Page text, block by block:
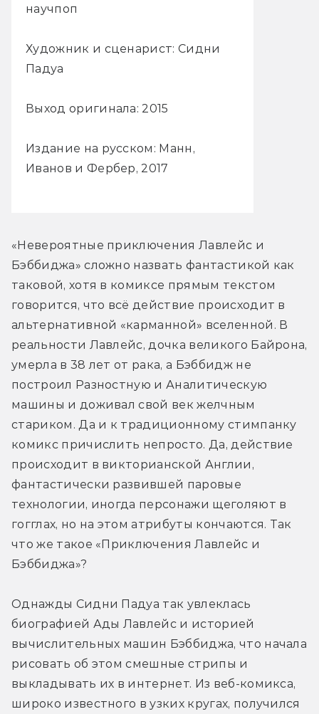
научпоп
Художник и сценарист: Сидни
Падуа
Выход оригинала: 2015
Издание на русском: Манн,
Иванов и Фербер, 2017
«Невероятные приключения Лавлейс и
Бэббиджа» сложно назвать фантастикой как
таковой, хотя в комиксе прямым текстом
говорится, что всё действие происходит в
альтернативной «карманной» вселенной. В
реальности Лавлейс, дочка великого Байрона,
умерла в 38 лет от рака, а Бэббидж не
построил Разностную и Аналитическую
машины и доживал свой век желчным
стариком. Да и к традиционному стимпанку
комикс причислить непросто. Да, действие
происходит в викторианской Англии,
фантастически развившей паровые
технологии, иногда персонажи щеголяют в
гогглах, но на этом атрибуты кончаются. Так
что же такое «Приключения Лавлейс и
Бэббиджа»?
Однажды Сидни Падуа так увлеклась
биографией Ады Лавлейс и историей
вычислительных машин Бэббиджа, что начала
рисовать об этом смешные стрипы и
выкладывать их в интернет. Из веб-комикса,
широко известного в узких кругах, получился